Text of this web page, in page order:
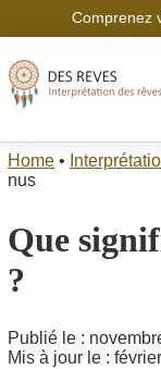
Comprenez
Home •
nus
Que
?
Publié le :
Mis à jour le :